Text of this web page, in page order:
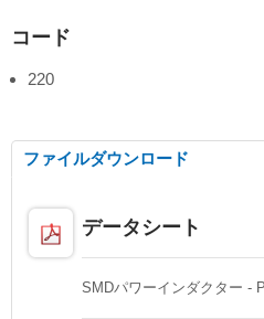
コード
220
ファイルダウンロード
データシート
SMDパワーインダクター -